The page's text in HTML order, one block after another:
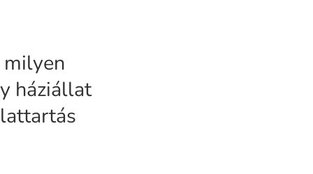
háziállat